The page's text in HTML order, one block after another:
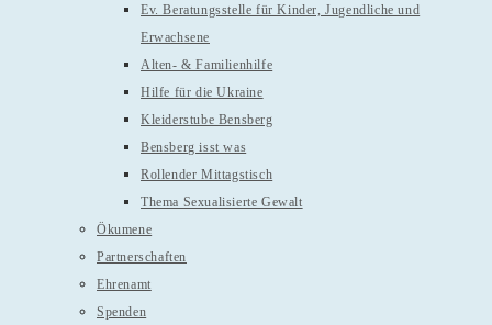
Ev. Beratungsstelle für Kinder, Jugendliche und
Erwachsene
Alten- & Familienhilfe
Hilfe für die Ukraine
Kleiderstube Bensberg
Bensberg isst was
Rollender Mittagstisch
Thema Sexualisierte Gewalt
Ökumene
Partnerschaften
Ehrenamt
Spenden